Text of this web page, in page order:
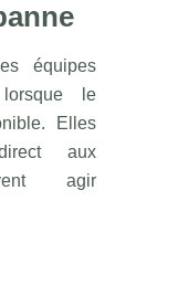
équipes
le
Elles
aux
agir